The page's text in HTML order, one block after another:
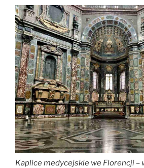
Kaplice medycejskie we Florencji –